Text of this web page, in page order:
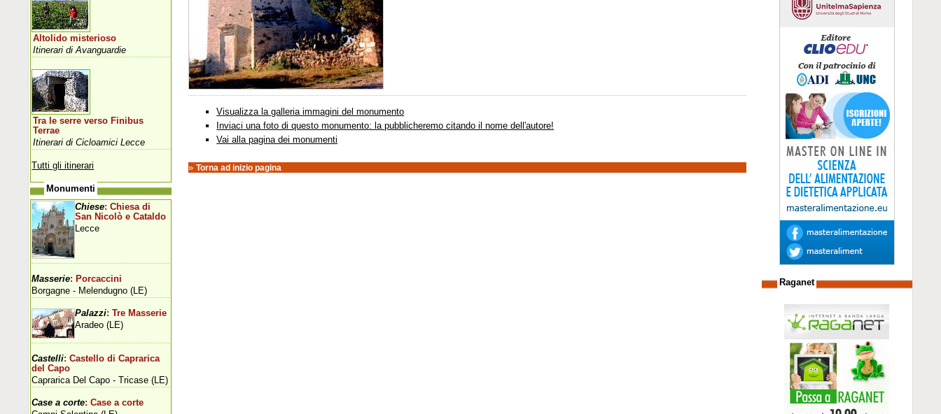
Visualizza la galleria immagini del monumento
Inviaci una foto di questo monumento: la pubblicheremo citando il nome dell'autore!
Vai alla pagina dei monumenti
»Torna ad inizio pagina
Altolido misterioso
Itinerari di Avanguardie
Tra le serre verso Finibus
Terrae
Itinerari di Cicloamici Lecce
Tutti gli itinerari
Monumenti
Chiese: Chiesa di
San Nicolò e Cataldo
Lecce
Masserie: Porcaccini
Borgagne - Melendugno (LE)
Palazzi: Tre Masserie
Aradeo (LE)
Castelli: Castello di Caprarica
del Capo
Caprarica Del Capo - Tricase (LE)
Case a corte: Case a corte
Raganet